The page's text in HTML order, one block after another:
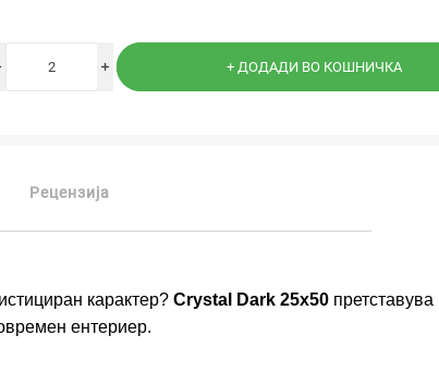
i
Рецензија
карактер? Crystal Dark 25x50претставува
ентериер.